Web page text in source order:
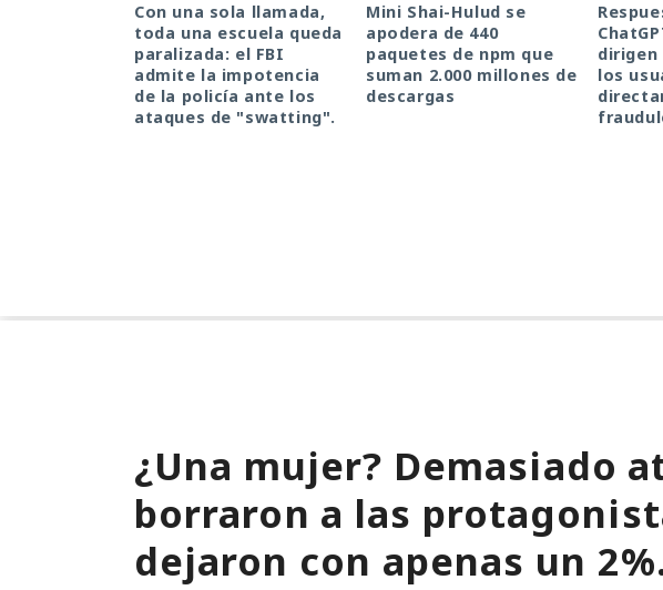
Con una sola llamada,
toda una escuela queda
paralizada: el FBI
admite la impotencia
de la policía ante los
ataques de "swatting".
Mini Shai-Hulud se
apodera de 440
paquetes de npm que
suman 2.000 millones de
descargas
dirigen
los
¿Una mujer? Demasiado
borraron a las
dejaron con apenas un